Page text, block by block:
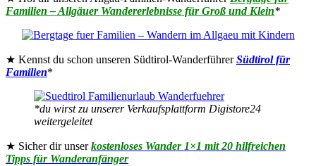
Familien – Allgäuer Wandererlebnisse für Groß und Klein*
★ Kennst du schon unseren Südtirol-WanderführerSüdtirol für
Familien*
*du wirst zu unserer Verkaufsplattform Digistore24
weitergeleitet
★ Sicher dir unserkostenloses Wander 1×1 mit 20 hilfreichen
Tipps für Wanderanfänger